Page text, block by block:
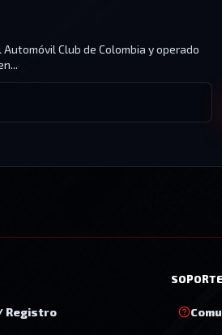
Club de Colombia y operado
Registro
SOPORTE